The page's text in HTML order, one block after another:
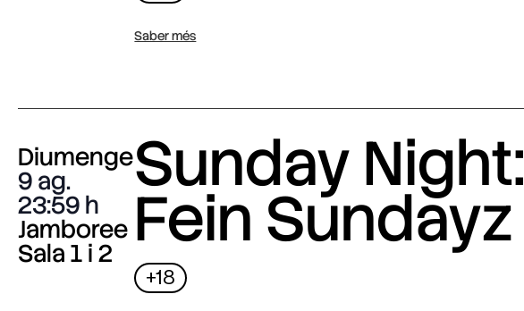
Saber més
Diumenge
9 ag.
23:59
Jamboree
Sala 1 i 2
Sunday Night:
Fein Sundayz
+18